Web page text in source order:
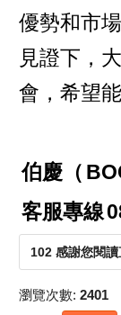
優勢和市
見證下，
會，希望
伯慶（
客服專線
102 感謝您閱
瀏覽次數: 2401